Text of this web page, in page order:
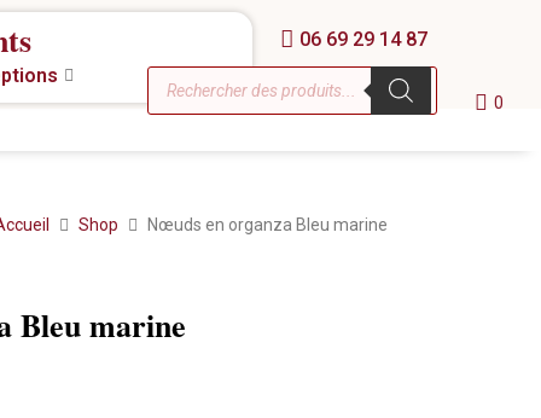
06 69 29 14 87
0
Shop Nœuds en organza Bleu marine
Bleu marine